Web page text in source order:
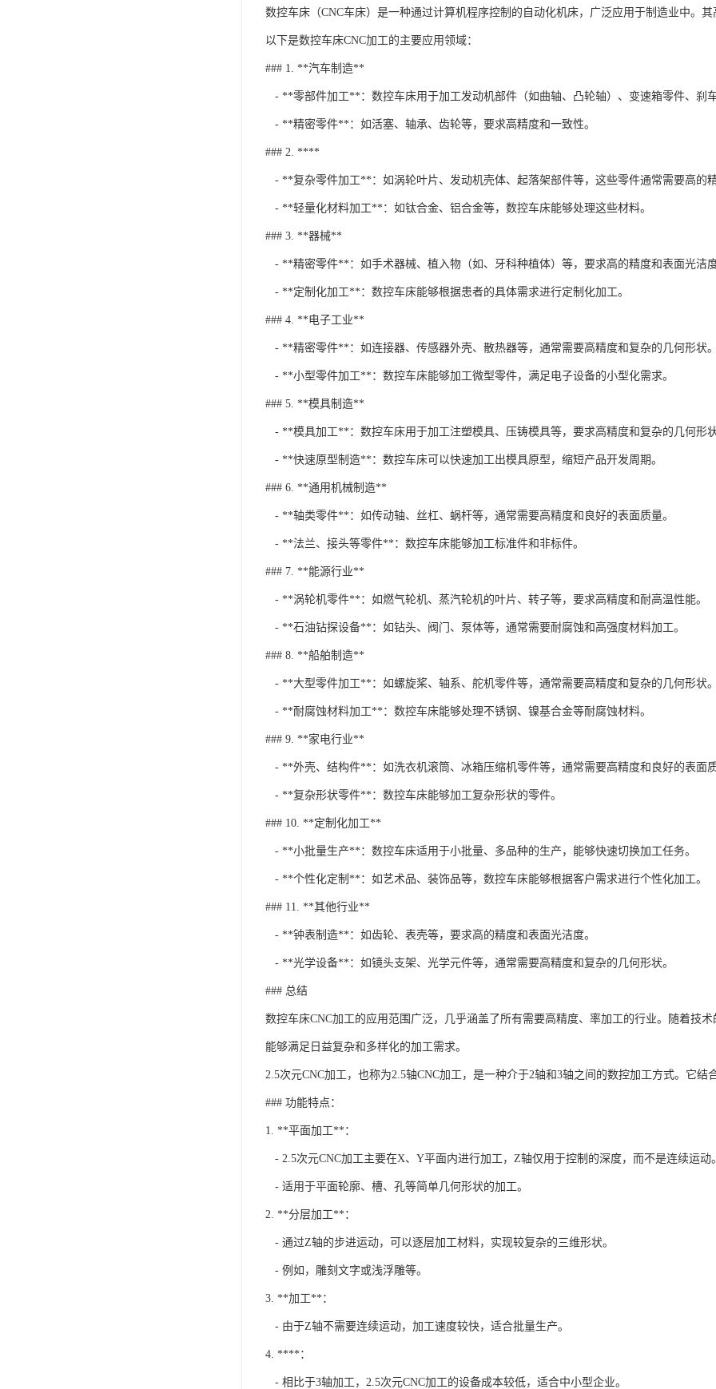
数控车床（CNC车床）是一种通过计算机程序控制的自动化机床，广泛应用于制造业中。
以下是数控车床CNC加工的主要应用领域：
### 1. **汽车制造**
- **零部件加工**：数控车床用于加工发动机部件（如曲轴、凸轮轴）、变速箱零件、刹车
- **精密零件**：如活塞、轴承、齿轮等，要求高精度和一致性。
### 2. ****
- **复杂零件加工**：如涡轮叶片、发动机壳体、起落架部件等，这些零件通常需要高的精
- **轻量化材料加工**：如钛合金、铝合金等，数控车床能够处理这些材料。
### 3. **器械**
- **精密零件**：如手术器械、植入物（如、牙科种植体）等，要求高的精度和表面光洁度
- **定制化加工**：数控车床能够根据患者的具体需求进行定制化加工。
### 4. **电子工业**
- **精密零件**：如连接器、传感器外壳、散热器等，通常需要高精度和复杂的几何形状。
- **小型零件加工**：数控车床能够加工微型零件，满足电子设备的小型化需求。
### 5. **模具制造**
- **模具加工**：数控车床用于加工注塑模具、压铸模具等，要求高精度和复杂的几何形状
- **快速原型制造**：数控车床可以快速加工出模具原型，缩短产品开发周期。
### 6. **通用机械制造**
- **轴类零件**：如传动轴、丝杠、蜗杆等，通常需要高精度和良好的表面质量。
- **法兰、接头等零件**：数控车床能够加工标准件和非标件。
### 7. **能源行业**
- **涡轮机零件**：如燃气轮机、蒸汽轮机的叶片、转子等，要求高精度和耐高温性能。
- **石油钻探设备**：如钻头、阀门、泵体等，通常需要耐腐蚀和高强度材料加工。
### 8. **船舶制造**
- **大型零件加工**：如螺旋桨、轴系、舵机零件等，通常需要高精度和复杂的几何形状。
- **耐腐蚀材料加工**：数控车床能够处理不锈钢、镍基合金等耐腐蚀材料。
### 9. **家电行业**
- **外壳、结构件**：如洗衣机滚筒、冰箱压缩机零件等，通常需要高精度和良好的表面质
- **复杂形状零件**：数控车床能够加工复杂形状的零件。
### 10. **定制化加工**
- **小批量生产**：数控车床适用于小批量、多品种的生产，能够快速切换加工任务。
- **个性化定制**：如艺术品、装饰品等，数控车床能够根据客户需求进行个性化加工。
### 11. **其他行业**
- **钟表制造**：如齿轮、表壳等，要求高的精度和表面光洁度。
- **光学设备**：如镜头支架、光学元件等，通常需要高精度和复杂的几何形状。
### 总结
数控车床CNC加工的应用范围广泛，几乎涵盖了所有需要高精度、率加工的行业。随着技
能够满足日益复杂和多样化的加工需求。
2.5次元CNC加工，也称为2.5轴CNC加工，是一种介于2轴和3轴之间的数控加工方式。它结
### 功能特点：
1. **平面加工**：
- 2.5次元CNC加工主要在X、Y平面内进行加工，Z轴仅用于控制的深度，而不是连续运动。
- 适用于平面轮廓、槽、孔等简单几何形状的加工。
2. **分层加工**：
- 通过Z轴的步进运动，可以逐层加工材料，实现较复杂的三维形状。
- 例如，雕刻文字或浅浮雕等。
3. **加工**：
- 由于Z轴不需要连续运动，加工速度较快，适合批量生产。
4. ****：
- 相比于3轴加工，2.5次元CNC加工的设备成本较低，适合中小型企业。